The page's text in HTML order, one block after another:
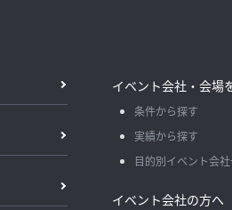
イベント会社・会場
条件から探す
実績から探す
目的別イベント会
イベント会社の方へ